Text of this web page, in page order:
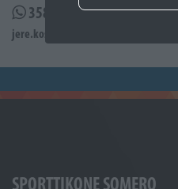
358505285939
jere.kostiander@sporttikone.fi
SPORTTIKONE SOMERO